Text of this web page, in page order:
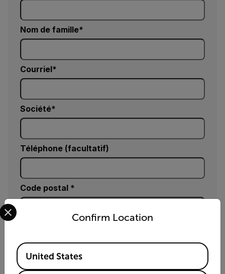
Nom de famille
Courriel
Société
Téléphone (facultatif)
Code postal *
Commentaires
Confirm Location
Select your preferred country and language from the
Available Locations
United States